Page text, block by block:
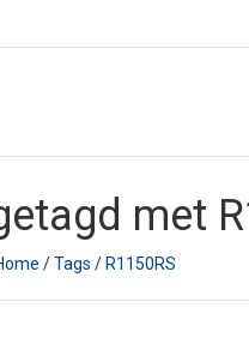
met
/Tags /R1150RS